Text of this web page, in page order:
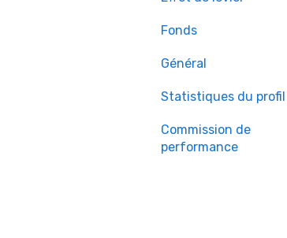
Fonds
Général
Statistiques du profil
Commission de
performance